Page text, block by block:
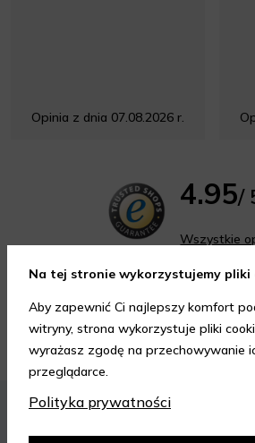
Opinia z dnia 07.08.2026 r.
4.95/
Wszystkie
Porady
Na tej stronie wykorzystujemy pliki
Aby zapewnić Ci najlepszy komfort
witryny, strona wykorzystuje pliki
wyrażasz zgodę na przechowywanie
przeglądarce.
Polityka prywatności